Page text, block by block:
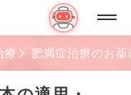
療 肥満症治療のお